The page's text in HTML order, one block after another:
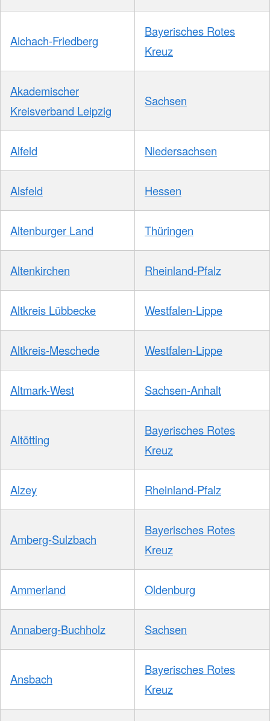
Aichach-Friedberg
Bayerisches Rotes
Kreuz
Akademischer
Kreisverband Leipzig
Sachsen
Alfeld Niedersachsen
Alsfeld Hessen
Altenburger Land Thüringen
Altenkirchen Rheinland-Pfalz
Altkreis Lübbecke Westfalen-Lippe
Altkreis-Meschede Westfalen-Lippe
Altmark-West Sachsen-Anhalt
Altötting
Bayerisches Rotes
Kreuz
Alzey Rheinland-Pfalz
Amberg-Sulzbach
Bayerisches Rotes
Kreuz
Ammerland Oldenburg
Annaberg-Buchholz Sachsen
Ansbach
Bayerisches Rotes
Kreuz